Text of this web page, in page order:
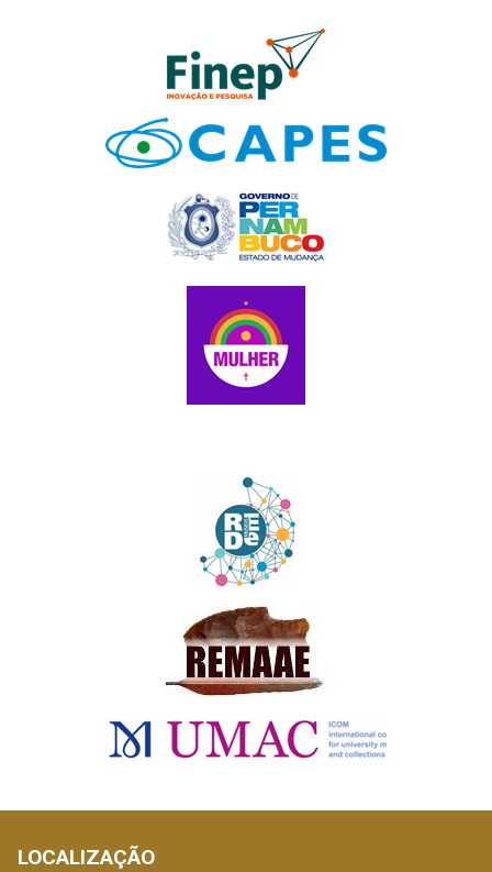
LOCALIZAÇÃO